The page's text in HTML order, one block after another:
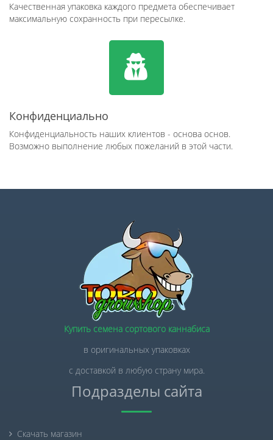
Качественная упаковка каждого предмета обеспечивает
максимальную сохранность при пересылке.
Конфиденциально
Конфиденциальность наших клиентов - основа основ.
Возможно выполнение любых пожеланий в этой части.
Купить семена сортового каннабиса
в оригинальных упаковках
с доставкой в любую страну мира.
Подразделы сайта
Скачать магазин